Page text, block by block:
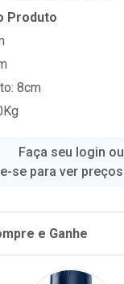
Produto
8cm
Faça seu login ou
se para ver
e Ganhe